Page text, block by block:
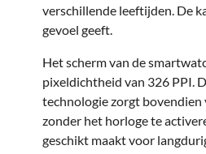
verschillende leeftijden. De
gevoel geeft.
Het scherm van de
pixeldichtheid van 326 PPI.
technologie zorgt
zonder het horloge te
geschikt maakt voor